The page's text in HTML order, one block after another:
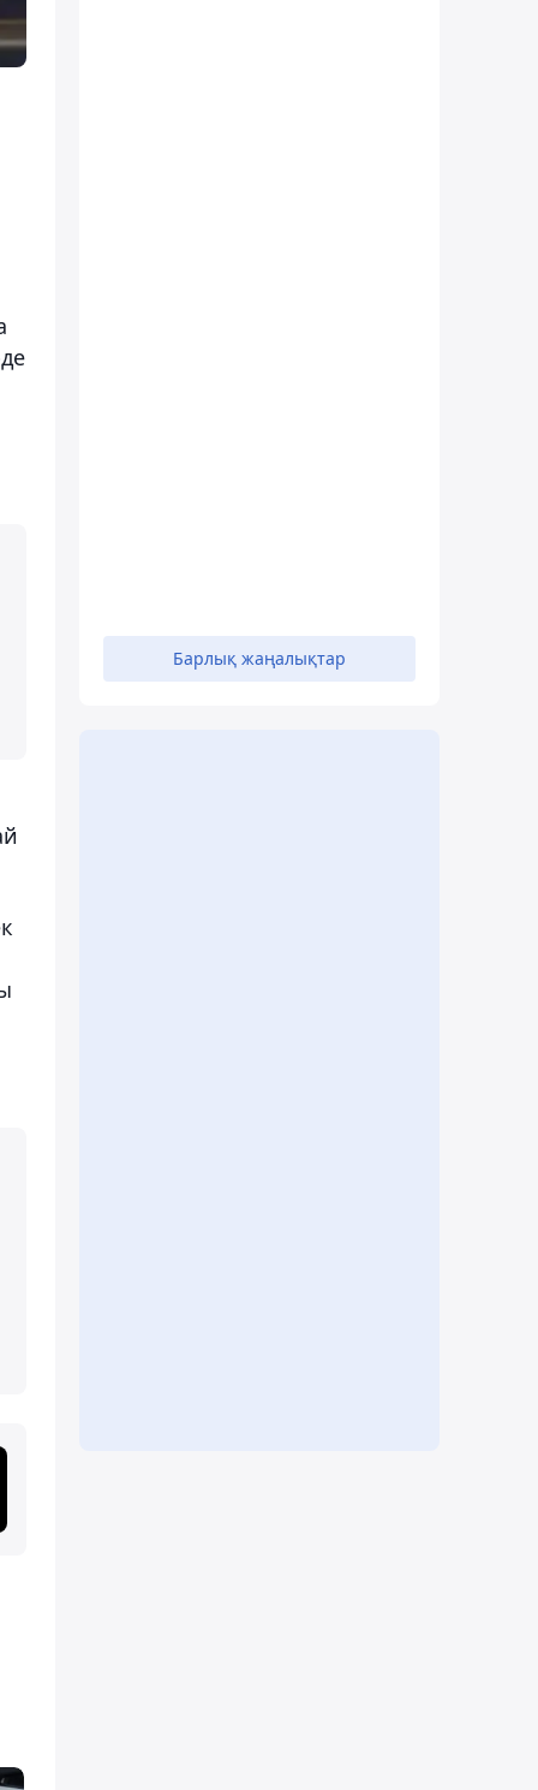
Барлық жаңалықтар